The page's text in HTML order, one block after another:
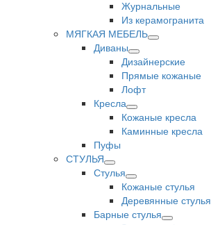
Журнальные
Из керамогранита
МЯГКАЯ МЕБЕЛЬ
Диваны
Дизайнерские
Прямые кожаные
Лофт
Кресла
Кожаные кресла
Каминные кресла
Пуфы
СТУЛЬЯ
Стулья
Кожаные стулья
Деревянные стулья
Барные стулья